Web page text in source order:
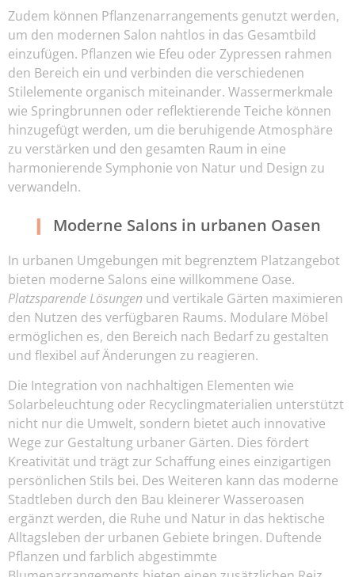
Zudem können Pflanzenarrangements genutzt werden,
um den modernen Salon nahtlos in das Gesamtbild
einzufügen. Pflanzen wie Efeu oder Zypressen rahmen
den Bereich ein und verbinden die verschiedenen
Stilelemente organisch miteinander. Wassermerkmale
wie Springbrunnen oder reflektierende Teiche können
hinzugefügt werden, um die beruhigende Atmosphäre
zu verstärken und den gesamten Raum in eine
harmonierende Symphonie von Natur und Design zu
verwandeln.
Moderne Salons in urbanen Oasen
In urbanen Umgebungen mit begrenztem Platzangebot
bieten moderne Salons eine willkommene Oase.
Platzsparende Lösungen und vertikale Gärten maximieren
den Nutzen des verfügbaren Raums. Modulare Möbel
ermöglichen es, den Bereich nach Bedarf zu gestalten
und flexibel auf Änderungen zu reagieren.
Die Integration von nachhaltigen Elementen wie
Solarbeleuchtung oder Recyclingmaterialien unterstützt
nicht nur die Umwelt, sondern bietet auch innovative
Wege zur Gestaltung urbaner Gärten. Dies fördert
Kreativität und trägt zur Schaffung eines einzigartigen
persönlichen Stils bei. Des Weiteren kann das moderne
Stadtleben durch den Bau kleinerer Wasseroasen
ergänzt werden, die Ruhe und Natur in das hektische
Alltagsleben der urbanen Gebiete bringen. Duftende
Pflanzen und farblich abgestimmte